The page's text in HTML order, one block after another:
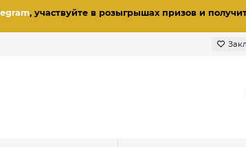
, участвуйте в розыгрышах призов и